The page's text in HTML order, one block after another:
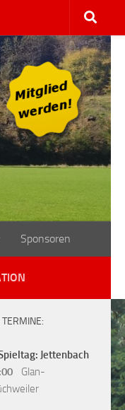
Sponsoren
Jettenbach
Glan-